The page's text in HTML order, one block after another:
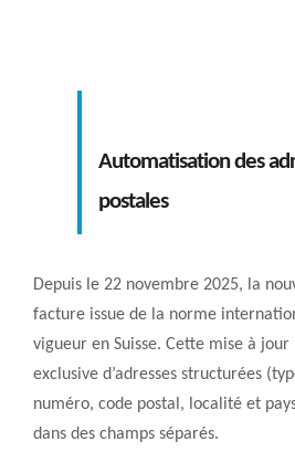
Automatisation des
postales
Depuis le 22 novembre 2025, la
facture issue de la norme
vigueur en Suisse. Cette mise à
exclusive d’adresses structurées
numéro, code postal, localité et
dans des champs séparés.